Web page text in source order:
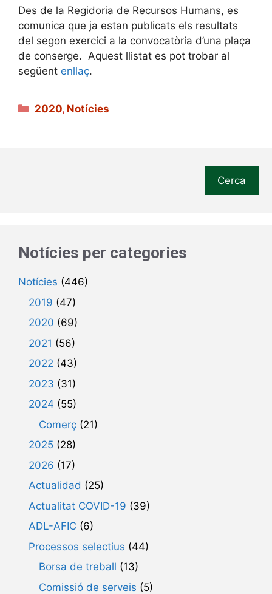
Des de la Regidoria de Recursos Humans, es
comunica que ja estan publicats els resultats
del segon exercici a la convocatòria d’una plaça
de conserge. Aquest llistat es pot trobar al
següent enllaç.
Categories
2020, Notícies
Cerca
Notícies per categories
Notícies (446)
2019 (47)
2020 (69)
2021 (56)
2022 (43)
2023 (31)
2024 (55)
Comerç (21)
2025 (28)
2026 (17)
Actualidad (25)
Actualitat COVID-19 (39)
ADL-AFIC (6)
Processos selectius (44)
Borsa de treball (13)
Comissió de serveis (5)